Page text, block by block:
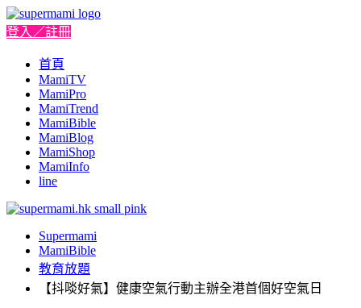
登入／註冊
首頁
MamiTV
MamiPro
MamiTrend
MamiBible
MamiBlog
MamiShop
MamiInfo
line
Supermami
MamiBible
教育放題
【抖啖好氣】健康空氣行動主辦全港首個好空氣日